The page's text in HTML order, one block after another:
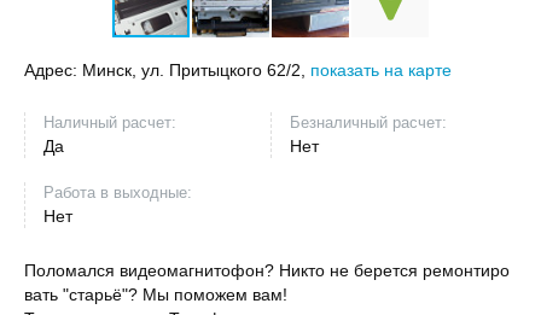
Адрес: Минск, ул. Притыцкого 62/2, показать на карте
Наличный расчет:
Да
Безналичный расчет:
Нет
Работа в выходные:
Нет
Поломался видеомагнитофон? Никто не берется ремонтиро
вать "старьё"? Мы поможем вам!